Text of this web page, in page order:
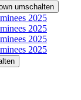
umschalten
2025
2025
2025
2025